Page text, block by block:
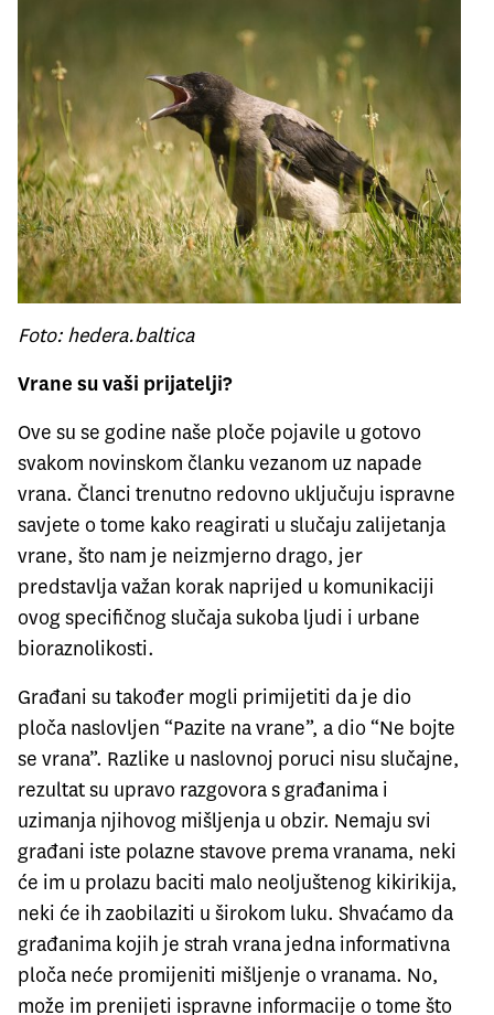
Foto: hedera.baltica
Vrane su vaši prijatelji?
Ove su se godine naše ploče pojavile u gotovo
svakom novinskom članku vezanom uz napade
vrana. Članci trenutno redovno uključuju ispravne
savjete o tome kako reagirati u slučaju zalijetanja
vrane, što nam je neizmjerno drago, jer
predstavlja važan korak naprijed u komunikaciji
ovog specifičnog slučaja sukoba ljudi i urbane
bioraznolikosti.
Građani su također mogli primijetiti da je dio
ploča naslovljen “Pazite na vrane”, a dio “Ne bojte
se vrana”. Razlike u naslovnoj poruci nisu slučajne,
rezultat su upravo razgovora s građanima i
uzimanja njihovog mišljenja u obzir. Nemaju svi
građani iste polazne stavove prema vranama, neki
će im u prolazu baciti malo neoljuštenog kikirikija,
neki će ih zaobilaziti u širokom luku. Shvaćamo da
građanima kojih je strah vrana jedna informativna
ploča neće promijeniti mišljenje o vranama. No,
može im prenijeti ispravne informacije o tome što